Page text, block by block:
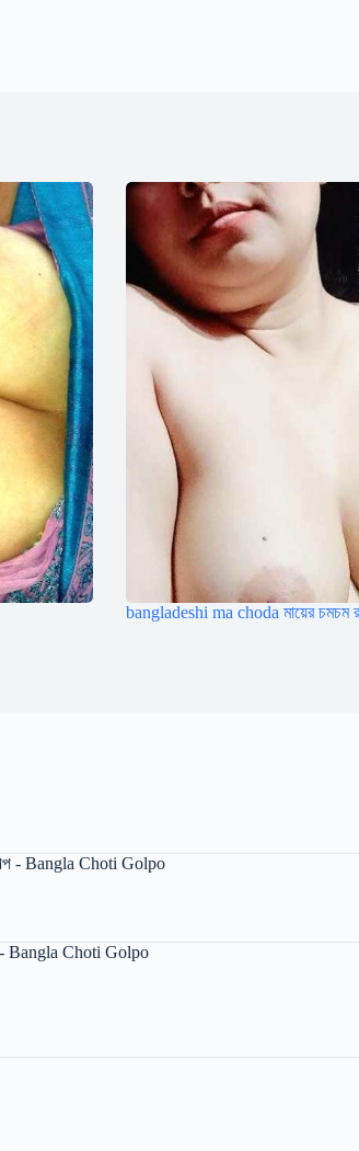
bangladeshi ma choda মায়ের চমচম
- Bangla Choti Golpo
- Bangla Choti Golpo